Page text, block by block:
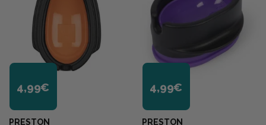
4,99€
PRESTON
4,99€
PRESTON